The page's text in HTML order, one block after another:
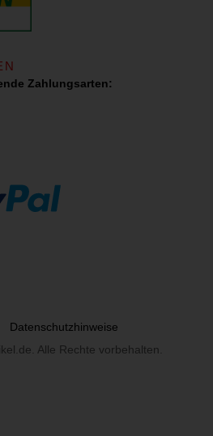
Zahlungsarten:
Datenschutzhinweise
Alle Rechte vorbehalten.